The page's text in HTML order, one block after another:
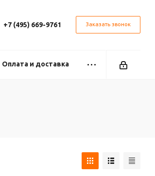
+7 (495) 669-9761 Заказать звонок
Оплата и доставка